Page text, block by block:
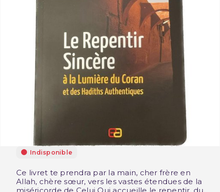
Indisponible
Ce livret te prendra par la main, cher frère en
Allah, chère sœur, vers les vastes étendues de la
miséricorde de Celui Qui accueille le repentir, du